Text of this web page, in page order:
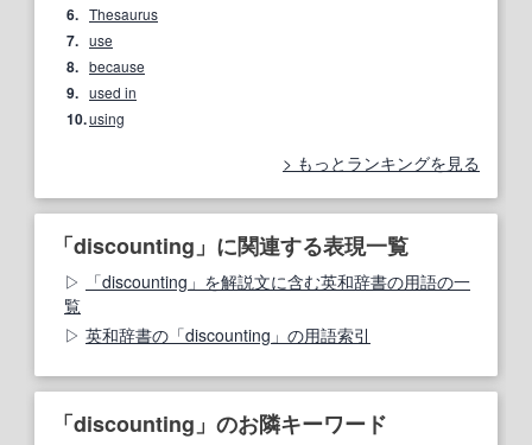
6. Thesaurus
7. use
8. because
9. used in
10.using
もっとランキングを見る
「discounting」に関連する表現一覧
「discounting」を解説文に含む英和辞書の用語の一
覧
英和辞書の「discounting」の用語索引
「discounting」のお隣キーワード